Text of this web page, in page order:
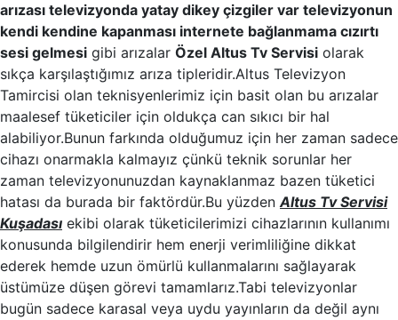
arızası televizyonda yatay dikey çizgiler var televizyonun
kendi kendine kapanması internete bağlanmama cızırtı
sesi gelmesi gibi arızalar Özel Altus Tv Servisi olarak
sıkça karşılaştığımız arıza tipleridir.Altus Televizyon
Tamircisi olan teknisyenlerimiz için basit olan bu arızalar
maalesef tüketiciler için oldukça can sıkıcı bir hal
alabiliyor.Bunun farkında olduğumuz için her zaman sadece
cihazı onarmakla kalmayız çünkü teknik sorunlar her
zaman televizyonunuzdan kaynaklanmaz bazen tüketici
hatası da burada bir faktördür.Bu yüzdenAltus Tv Servisi
Kuşadası ekibi olarak tüketicilerimizi cihazlarının kullanımı
konusunda bilgilendirir hem enerji verimliliğine dikkat
ederek hemde uzun ömürlü kullanmalarını sağlayarak
üstümüze düşen görevi tamamlarız.Tabi televizyonlar
bugün sadece karasal veya uydu yayınların da değil aynı